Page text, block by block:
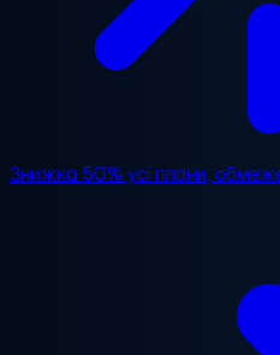
Знижка 50% усі плани,